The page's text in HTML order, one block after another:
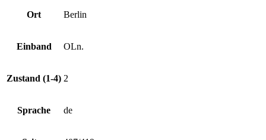
Ort Berlin
Einband OLn.
Zustand (1-4) 2
Sprache de